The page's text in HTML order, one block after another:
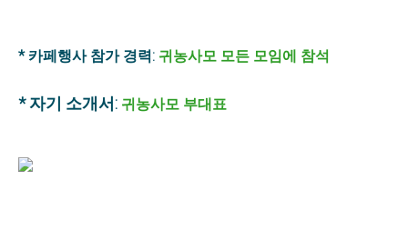
* 카페행사 참가 경력: 귀농사모 모든 모임에 참석
* 자기 소개서: 귀농사모 부대표